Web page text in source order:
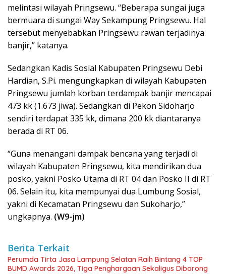
melintasi wilayah Pringsewu. “Beberapa sungai juga
bermuara di sungai Way Sekampung Pringsewu. Hal
tersebut menyebabkan Pringsewu rawan terjadinya
banjir,” katanya.
Sedangkan Kadis Sosial Kabupaten Pringsewu Debi
Hardian, S.Pi. mengungkapkan di wilayah Kabupaten
Pringsewu jumlah korban terdampak banjir mencapai
473 kk (1.673 jiwa). Sedangkan di Pekon Sidoharjo
sendiri terdapat 335 kk, dimana 200 kk diantaranya
berada di RT 06.
“Guna menangani dampak bencana yang terjadi di
wilayah Kabupaten Pringsewu, kita mendirikan dua
posko, yakni Posko Utama di RT 04 dan Posko II di RT
06. Selain itu, kita mempunyai dua Lumbung Sosial,
yakni di Kecamatan Pringsewu dan Sukoharjo,”
ungkapnya. (W9-jm)
Berita Terkait
Perumda Tirta Jasa Lampung Selatan Raih Bintang 4 TOP
BUMD Awards 2026, Tiga Penghargaan Sekaligus Diborong